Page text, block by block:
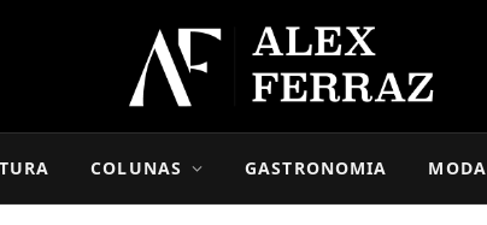
COLUNAS GASTRONOMIA MODA